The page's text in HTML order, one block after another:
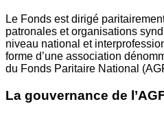
Le Fonds est dirigé
patronales et organisations
niveau national et
forme d’une association
du Fonds Paritaire National
La gouvernance de